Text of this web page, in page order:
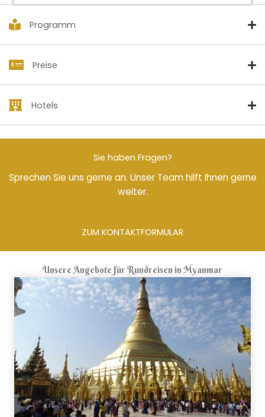
Programm
Preise
Hotels
Sie haben Fragen?
Sprechen Sie uns gerne an. Unser Team hilft Ihnen gerne
weiter.
ZUM KONTAKTFORMULAR
Unsere Angebote für Rundreisen in Myanmar